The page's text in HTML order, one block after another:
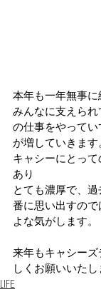
本年も一年無事に
みんなに支えら
の仕事をやって
が増していきます。
キャシーにとっ
あり
とても濃厚で、
番に思い出すの
よな気がします。
来年もキャシー
しくお願いいたし
LIFE